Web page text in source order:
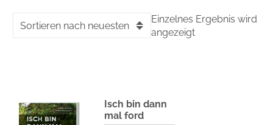
Sortieren nach neuesten
Einzelnes Ergebnis wird
angezeigt
Isch bin dann
mal ford